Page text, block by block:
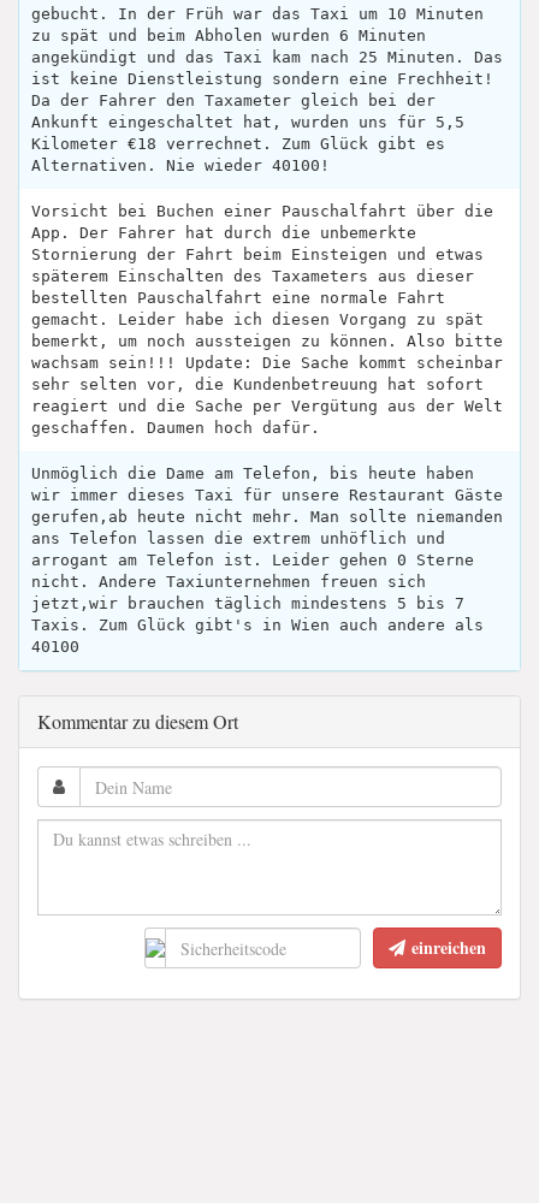
gebucht. In der Früh war das Taxi um 10 Minuten
zu spät und beim Abholen wurden 6 Minuten
angekündigt und das Taxi kam nach 25 Minuten. Das
ist keine Dienstleistung sondern eine Frechheit!
Da der Fahrer den Taxameter gleich bei der
Ankunft eingeschaltet hat, wurden uns für 5,5
Kilometer €18 verrechnet. Zum Glück gibt es
Alternativen. Nie wieder 40100!
Vorsicht bei Buchen einer Pauschalfahrt über die
App. Der Fahrer hat durch die unbemerkte
Stornierung der Fahrt beim Einsteigen und etwas
späterem Einschalten des Taxameters aus dieser
bestellten Pauschalfahrt eine normale Fahrt
gemacht. Leider habe ich diesen Vorgang zu spät
bemerkt, um noch aussteigen zu können. Also bitte
wachsam sein!!! Update: Die Sache kommt scheinbar
sehr selten vor, die Kundenbetreuung hat sofort
reagiert und die Sache per Vergütung aus der Welt
geschaffen. Daumen hoch dafür.
Unmöglich die Dame am Telefon, bis heute haben
wir immer dieses Taxi für unsere Restaurant Gäste
gerufen,ab heute nicht mehr. Man sollte niemanden
ans Telefon lassen die extrem unhöflich und
arrogant am Telefon ist. Leider gehen 0 Sterne
nicht. Andere Taxiunternehmen freuen sich
jetzt,wir brauchen täglich mindestens 5 bis 7
Taxis. Zum Glück gibt's in Wien auch andere als
40100
Kommentar zu diesem Ort
einreichen